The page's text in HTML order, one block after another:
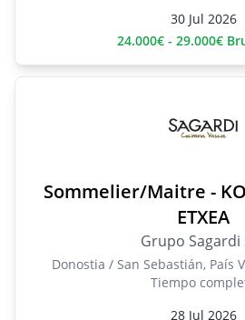
30 Jul 2026
24.000€ - 29.000€
Sommelier/Maitre -
ETXEA
Grupo Sagardi
Donostia / San Sebastián, País
Tiempo
28 Jul 2026